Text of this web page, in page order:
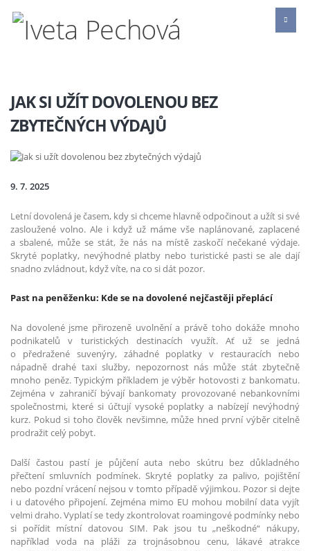
JAK SI UŽÍT DOVOLENOU BEZ
ZBYTEČNÝCH VÝDAJŮ
9. 7. 2025
Letní dovolená je časem, kdy si chceme hlavně odpočinout a užít si své
zasloužené volno. Ale i když už máme vše naplánované, zaplacené
a sbalené, může se stát, že nás na místě zaskočí nečekané výdaje.
Skryté poplatky, nevýhodné platby nebo turistické pasti se ale dají
snadno zvládnout, když víte, na co si dát pozor.
Past na peněženku: Kde se na dovolené nejčastěji přeplácí
Na dovolené jsme přirozeně uvolnění a právě toho dokáže mnoho
podnikatelů v turistických destinacích využít. Ať už se jedná
o předražené suvenýry, záhadné poplatky v restauracích nebo
nápadně drahé taxi služby, nepozornost nás může stát zbytečně
mnoho peněz. Typickým příkladem je výběr hotovosti z bankomatu.
Zejména v zahraničí bývají bankomaty provozované nebankovními
společnostmi, které si účtují vysoké poplatky a nabízejí nevýhodný
kurz. Pokud si toho člověk nevšimne, může hned první výběr citelně
prodražit celý pobyt.
Další častou pastí je půjčení auta nebo skútru bez důkladného
přečtení smluvních podmínek. Skryté poplatky za palivo, pojištění
nebo pozdní vrácení nejsou v tomto případě výjimkou. Pozor si dejte
i u datového připojení. Zejména mimo EU mohou mobilní data vyjít
velmi draho. Vyplatí se tedy zkontrolovat roamingové podmínky nebo
si pořídit místní datovou SIM. Pak jsou tu „neškodné“ nákupy,
například voda na pláži za trojnásobnou cenu, lákavé atrakce